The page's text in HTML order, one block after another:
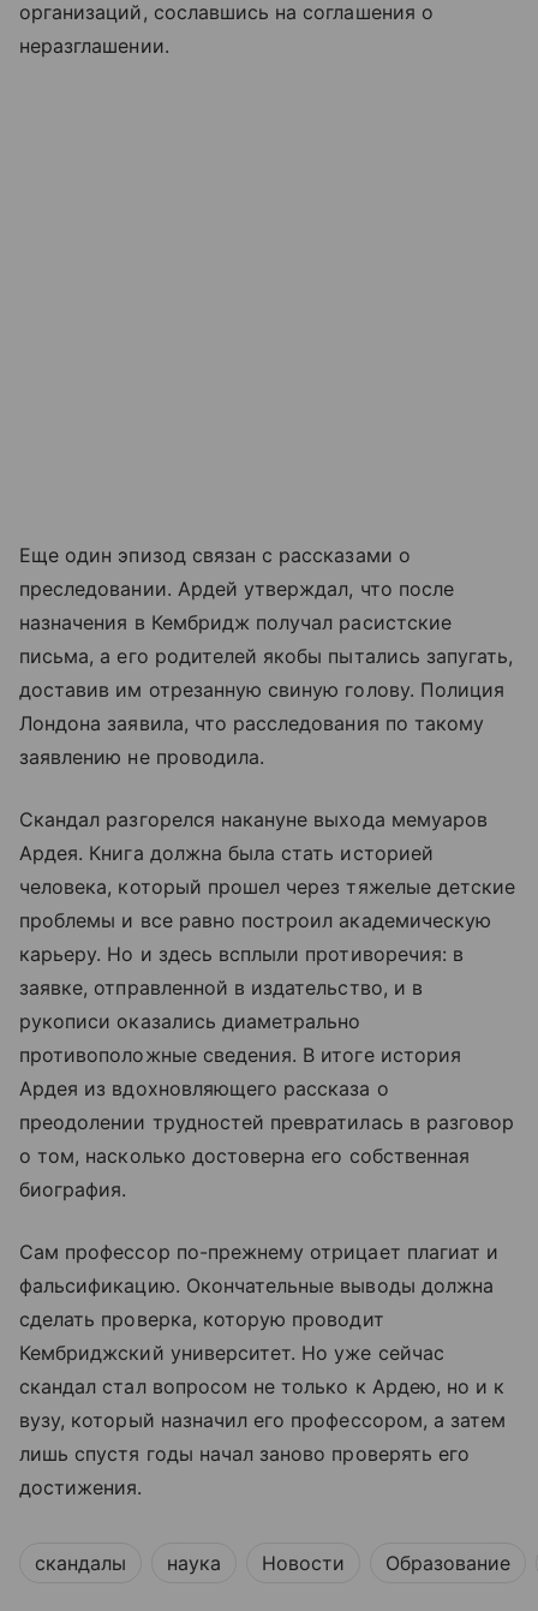
организаций, сославшись на соглашения о
неразглашении.
Еще один эпизод связан с рассказами о
преследовании. Ардей утверждал, что после
назначения в Кембридж получал расистские
письма, а его родителей якобы пытались запугать,
доставив им отрезанную свиную голову. Полиция
Лондона заявила, что расследования по такому
заявлению не проводила.
Скандал разгорелся накануне выхода мемуаров
Ардея. Книга должна была стать историей
человека, который прошел через тяжелые детские
проблемы и все равно построил академическую
карьеру. Но и здесь всплыли противоречия: в
заявке, отправленной в издательство, и в
рукописи оказались диаметрально
противоположные сведения. В итоге история
Ардея из вдохновляющего рассказа о
преодолении трудностей превратилась в разговор
о том, насколько достоверна его собственная
биография.
Сам профессор по-прежнему отрицает плагиат и
фальсификацию. Окончательные выводы должна
сделать проверка, которую проводит
Кембриджский университет. Но уже сейчас
скандал стал вопросом не только к Ардею, но и к
вузу, который назначил его профессором, а затем
лишь спустя годы начал заново проверять его
достижения.
скандалы наука Новости Образование